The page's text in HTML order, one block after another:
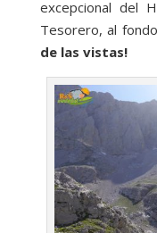
excepcional del
Tesorero, al
de las vistas!